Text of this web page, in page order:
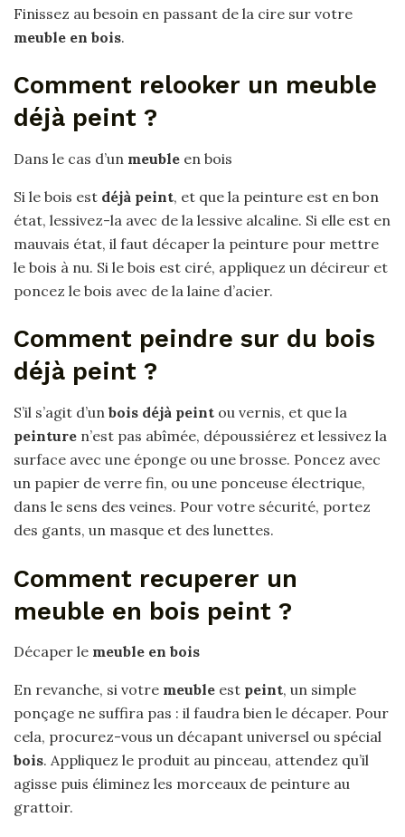
Finissez au besoin en passant de la cire sur votre
meuble en bois.
Comment relooker un meuble
déjà peint ?
Dans le cas d’un meuble en bois
Si le bois est déjà peint, et que la peinture est en bon
état, lessivez-la avec de la lessive alcaline. Si elle est en
mauvais état, il faut décaper la peinture pour mettre
le bois à nu. Si le bois est ciré, appliquez un décireur et
poncez le bois avec de la laine d’acier.
Comment peindre sur du bois
déjà peint ?
S’il s’agit d’un bois déjà peint ou vernis, et que la
peinture n’est pas abîmée, dépoussiérez et lessivez la
surface avec une éponge ou une brosse. Poncez avec
un papier de verre fin, ou une ponceuse électrique,
dans le sens des veines. Pour votre sécurité, portez
des gants, un masque et des lunettes.
Comment recuperer un
meuble en bois peint ?
Décaper le meuble en bois
En revanche, si votre meuble est peint, un simple
ponçage ne suffira pas : il faudra bien le décaper. Pour
cela, procurez-vous un décapant universel ou spécial
bois. Appliquez le produit au pinceau, attendez qu’il
agisse puis éliminez les morceaux de peinture au
grattoir.